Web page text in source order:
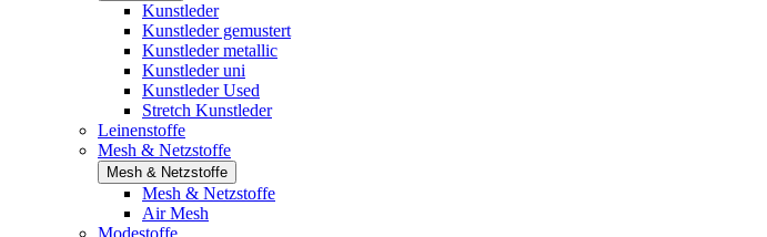
Kunstleder
Kunstleder gemustert
Kunstleder metallic
Kunstleder uni
Kunstleder Used
Stretch Kunstleder
Leinenstoffe
Mesh & Netzstoffe
Mesh & Netzstoffe
Mesh & Netzstoffe
Air Mesh
Modestoffe